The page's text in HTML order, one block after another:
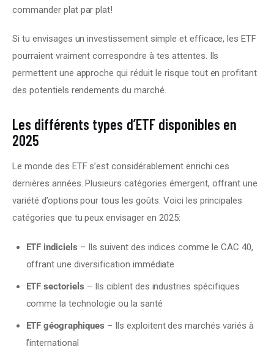
commander plat par plat!
Si tu envisages un investissement simple et efficace, les ETF
pourraient vraiment correspondre à tes attentes. Ils
permettent une approche qui réduit le risque tout en profitant
des potentiels rendements du marché.
Les différents types d’ETF disponibles en
2025
Le monde des ETF s’est considérablement enrichi ces
dernières années. Plusieurs catégories émergent, offrant une
variété d’options pour tous les goûts. Voici les principales
catégories que tu peux envisager en 2025:
ETF indiciels – Ils suivent des indices comme le CAC 40,
offrant une diversification immédiate
ETF sectoriels – Ils ciblent des industries spécifiques
comme la technologie ou la santé
ETF géographiques – Ils exploitent des marchés variés à
l’international